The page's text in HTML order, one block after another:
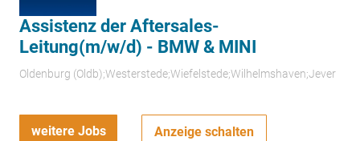
Assistenz der Aftersales-
Leitung(m/w/d) - BMW & MINI
Oldenburg (Oldb);Westerstede;Wiefelstede;Wilhelmshaven;Jever
weitere Jobs Anzeige schalten